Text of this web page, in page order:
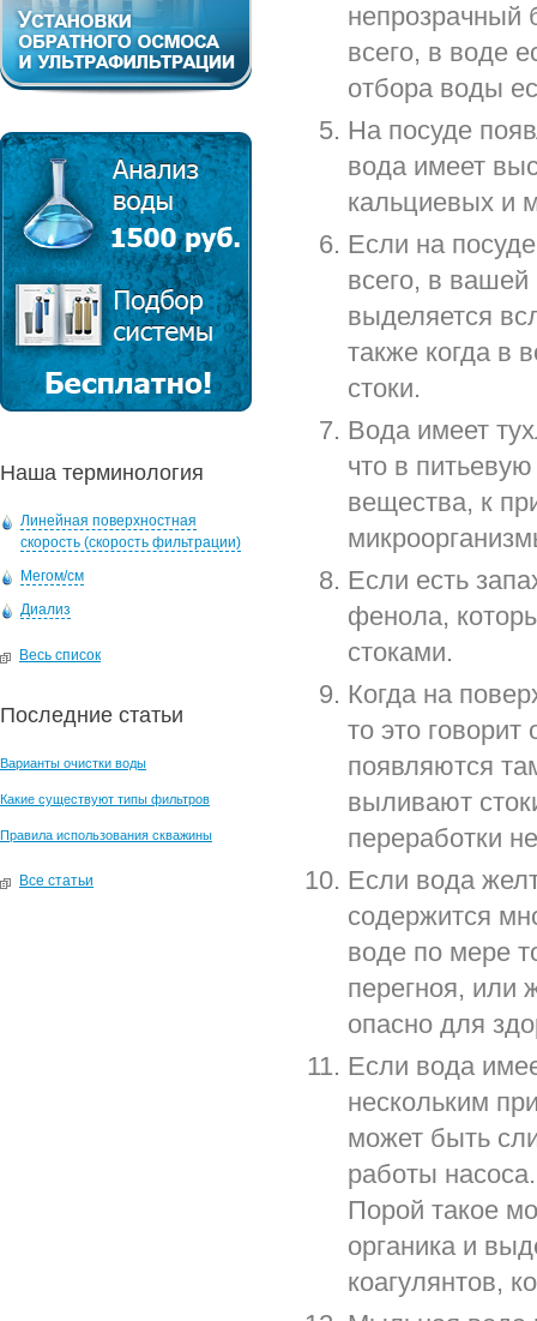
Наша терминология
Линейная поверхностная
скорость (скорость фильтрации)
Мегом/см
Диализ
Весь список
Последние статьи
Варианты очистки воды
Какие существуют типы фильтров
Правила использования скважины
Все статьи
непрозрачный
всего, в воде
отбора воды
На посуде
вода имеет
кальциевых и
Если на
всего, в
выделяется
также когда в
стоки.
Вода имеет
что в
вещества, к
Если есть
фенола,
стоками.
Когда на
то это
появляются
выливают
переработки
Если вода
содержится
воде по мере
перегноя, или
опасно для
Если вода
нескольким
может быть
работы
Порой такое
органика и
коагулянтов,